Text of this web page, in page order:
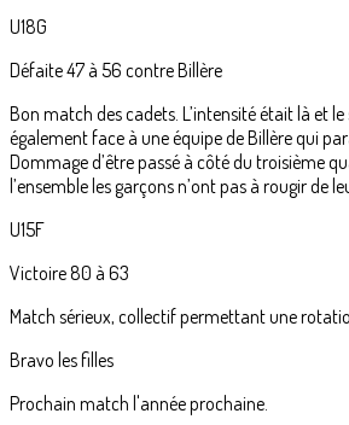
U18G
Défaite 47 à 56 contre Billère
Bon match des cadets. L’intensité était là et
également face à une équipe de Billère qui
Dommage d’être passé à côté du troisième
l’ensemble les garçons n’ont pas à rougir de
U15F
Victoire 80 à 63
Match sérieux, collectif permettant une
Bravo les filles
Prochain match l'année prochaine.